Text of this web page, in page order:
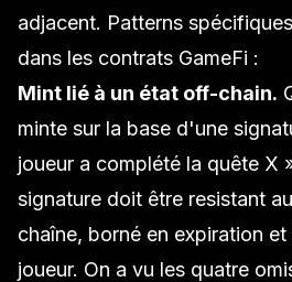
adjacent. Patterns
dans les contrats GameFi :
Mint lié à un état off-chain.
minte sur la base d'une
joueur a complété la quête X
signature doit être resistant
chaîne, borné en expiration
joueur. On a vu les quatre